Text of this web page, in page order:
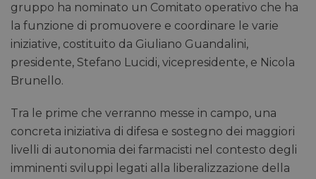
gruppo ha nominato un Comitato operativo che ha
la funzione di promuovere e coordinare le varie
iniziative, costituito da Giuliano Guandalini,
presidente, Stefano Lucidi, vicepresidente, e Nicola
Brunello.
Tra le prime che verranno messe in campo, una
concreta iniziativa di difesa e sostegno dei maggiori
livelli di autonomia dei farmacisti nel contesto degli
imminenti sviluppi legati alla liberalizzazione della